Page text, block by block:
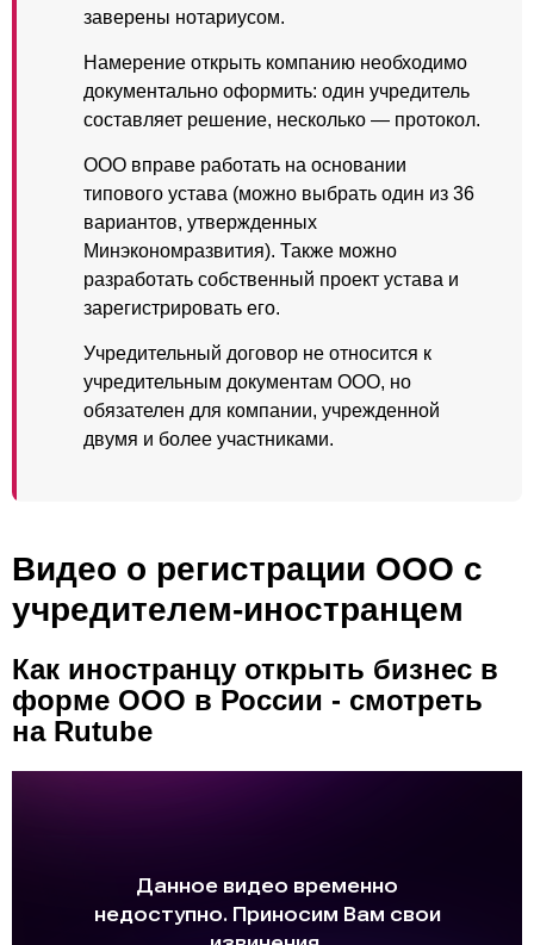
заверены нотариусом.
Намерение открыть компанию необходимо
документально оформить: один учредитель
составляет решение, несколько — протокол.
ООО вправе работать на основании
типового устава (можно выбрать один из 36
вариантов, утвержденных
Минэкономразвития). Также можно
разработать собственный проект устава и
зарегистрировать его.
Учредительный договор не относится к
учредительным документам ООО, но
обязателен для компании, учрежденной
двумя и более участниками.
Видео о регистрации ООО с
учредителем-иностранцем
Как иностранцу открыть бизнес в
форме ООО в России - смотреть
на Rutube